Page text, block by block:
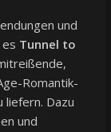
und
Tunnel to
Romantik-
Dazu
und